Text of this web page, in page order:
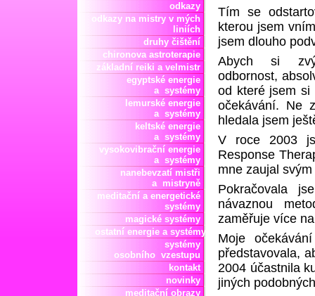
odkazy
odkazy na mistry v mých
liniích
druhy čištění
chironova astroterapie
základní reiki a velmistr
egyptské energie
a systémy
lemurské energie
a systémy
keltské energie
a systémy
vysokovibrační energie
a systémy
nanebevzatí mistři
a mistryně
meditační a energetické
systémy
magické systémy
ostatní energie a systémy
systémy
osobního vzestupu
kontakt
novinky
meditační obrazy
Tím se
kterou jsem
jsem dlouho
Abych si
odbornost,
od které jsem si
očekávání. Ne
hledala jsem
V roce 2003
Response
mne zaujal
Pokračovala
návaznou
zaměřuje více
Moje
představovala,
2004 účastnila
jiných